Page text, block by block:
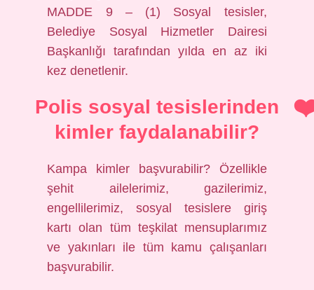
MADDE 9 – (1) Sosyal tesisler,
Belediye Sosyal Hizmetler Dairesi
Başkanlığı tarafından yılda en az iki
kez denetlenir.
Polis sosyal tesislerinden
kimler faydalanabilir?
Kampa kimler başvurabilir? Özellikle
şehit ailelerimiz, gazilerimiz,
engellilerimiz, sosyal tesislere giriş
kartı olan tüm teşkilat mensuplarımız
ve yakınları ile tüm kamu çalışanları
başvurabilir.